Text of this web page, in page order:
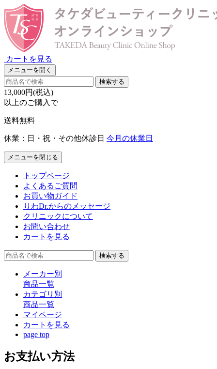
カートを見る
メニューを開く
検索する
13,000円(税込)
以上のご購入で
送料無料
休業：日・祝・その他休診日 今月の休業日
メニューを閉じる
トップページ
よくあるご質問
お買い物ガイド
りわDr.からのメッセージ
クリニックについて
お問い合わせ
カートを見る
検索する
メーカー別
商品一覧
カテゴリ別
商品一覧
マイページ
カート を見る
page top
お支払い方法